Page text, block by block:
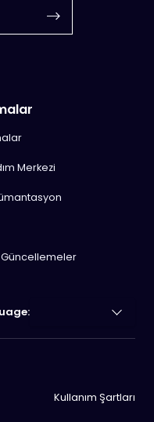
Merkezi
Güncellemeler
Kullanım Şartları